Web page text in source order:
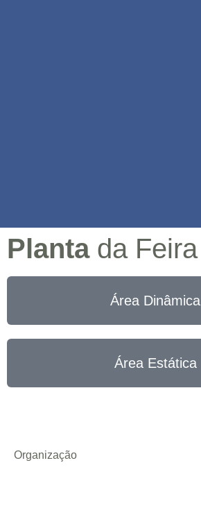
Plantada Feira
Área Dinâmica
Área Estática
Organização